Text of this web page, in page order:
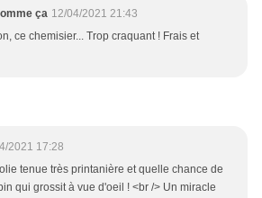
ça 12/04/2021 21:43
ce chemisier... Trop craquant ! Frais et
2021 17:28
tenue très printanière et quelle chance de
qui grossit à vue d'oeil ! <br /> Un miracle